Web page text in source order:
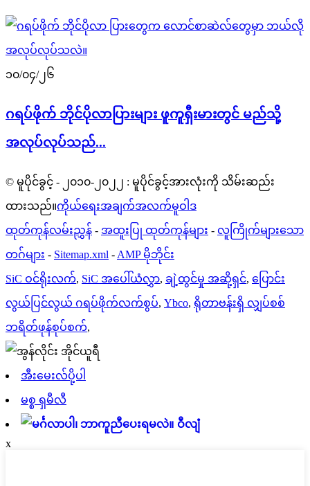
၁၀/၀၄/၂၆
ဂရပ်ဖိုက် ဘိုင်ပိုလာပြားများ ဖူကူရှီးမားတွင် မည်သို့
အလုပ်လုပ်သည်...
© မူပိုင်ခွင့် - ၂၀၁၀-၂၀၂၂ : မူပိုင်ခွင့်အားလုံးကို သိမ်းဆည်း
ထားသည်။ကိုယ်ရေးအချက်အလက်မူဝါဒ
ထုတ်ကုန်လမ်းညွှန် - အထူးပြု ထုတ်ကုန်များ - လူကြိုက်များသော
တဂ်များ - Sitemap.xml - AMP မိုဘိုင်း
SiC ဝင်ရိုးလက်, SiC အပေါ်ယံလွှာ, ချဲ့ထွင်မှု အဆို့ရှင်, ပြောင်း
လွယ်ပြင်လွယ် ဂရပ်ဖိုက်လက်စွပ်, Ybco, ရိုတာဗန်းရှိ လျှပ်စစ်
ဘရိတ်ဖုန်စုပ်စက်,
အီးမေးလ်ပို့ပါ
မစ္စ ရှမီလီ
ဝီလျံ
x